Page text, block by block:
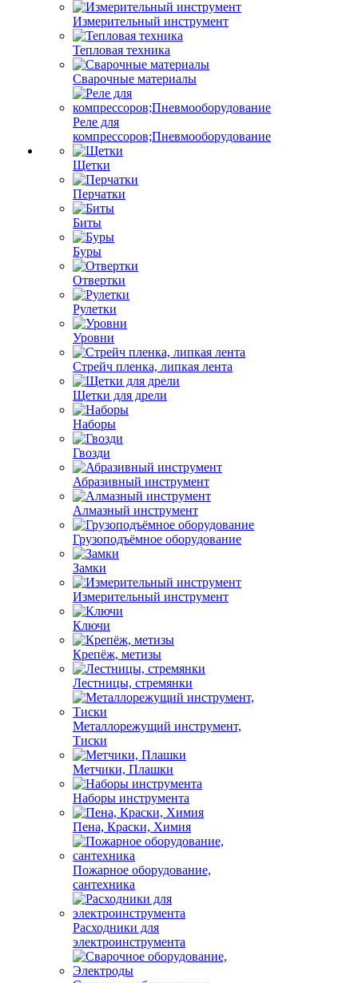
Измерительный инструмент
Тепловая техника
Сварочные материалы
Реле для
компрессоров;Пневмооборудование
Щетки
Перчатки
Биты
Буры
Отвертки
Рулетки
Уровни
Стрейч пленка, липкая лента
Щетки для дрели
Наборы
Гвозди
Абразивный инструмент
Алмазный инструмент
Грузоподъёмное оборудование
Замки
Измерительный инструмент
Ключи
Крепёж, метизы
Лестницы, стремянки
Металлорежущий инструмент,
Тиски
Метчики, Плашки
Наборы инструмента
Пена, Краски, Химия
Пожарное оборудование,
сантехника
Расходники для
электроинструмента